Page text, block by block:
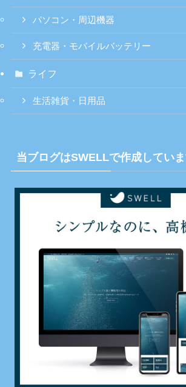
パソコン・周辺機器
充電器・モバイルバッテリー
ライフ
生活雑貨・日用品
当ブログはSWELLで作成してい